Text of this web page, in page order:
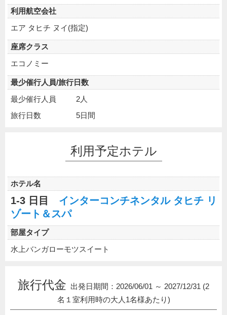
利用航空会社
エア タヒチ ヌイ(指定)
座席クラス
エコノミー
最少催行人員/旅行日数
最少催行人員
2人
旅行日数
5日間
利用予定ホテル
ホテル名
1-3 日目 インターコンチネンタル タヒチ リ
ゾート＆スパ
部屋タイプ
水上バンガローモツスイート
旅行代金 出発日期間：2026/06/01 ～ 2027/12/31 (2
名１室利用時の大人1名様あたり)